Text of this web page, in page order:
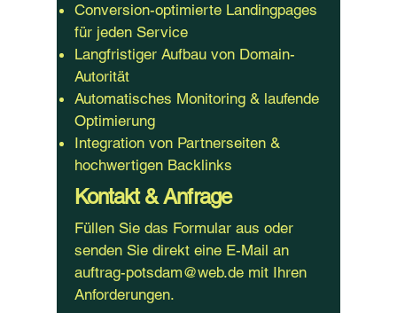
Conversion-optimierte Landingpages
für jeden Service
Langfristiger Aufbau von Domain-
Autorität
Automatisches Monitoring & laufende
Optimierung
Integration von Partnerseiten &
hochwertigen Backlinks
Kontakt & Anfrage
Füllen Sie das Formular aus oder
senden Sie direkt eine E-Mail an
auftrag-potsdam@web.de mit Ihren
Anforderungen.